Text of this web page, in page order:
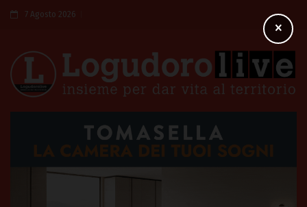
7 Agosto 2026
×